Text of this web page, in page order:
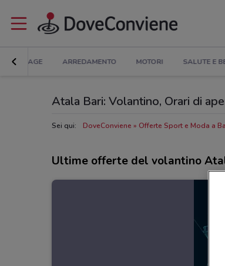
BRICOLAGE ARREDAMENTO MOTORI SALUTE E
Atala Bari: Volantino, Orari di
Sei qui: DoveConviene Offerte Sport e Moda a
Ultime offerte del volantino